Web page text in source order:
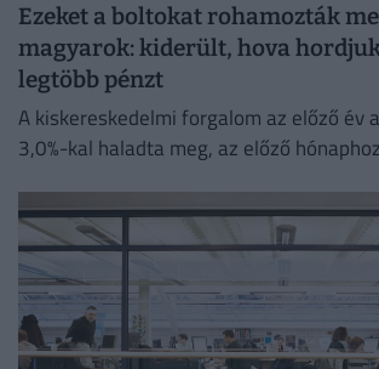
Ezeket a boltokat rohamozták
magyarok: kiderült, hova
legtöbb pénzt
A kiskereskedelmi forgalom az előző év
3,0%-kal haladta meg, az előző